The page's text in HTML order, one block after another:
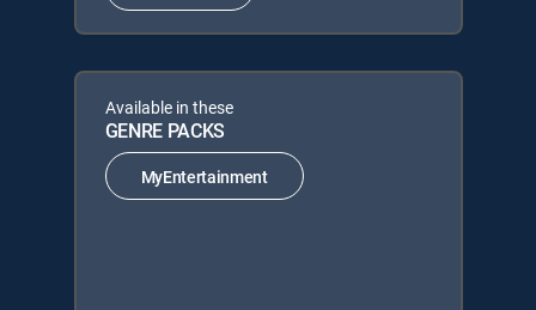
Available in these
GENRE PACKS
MyEntertainment